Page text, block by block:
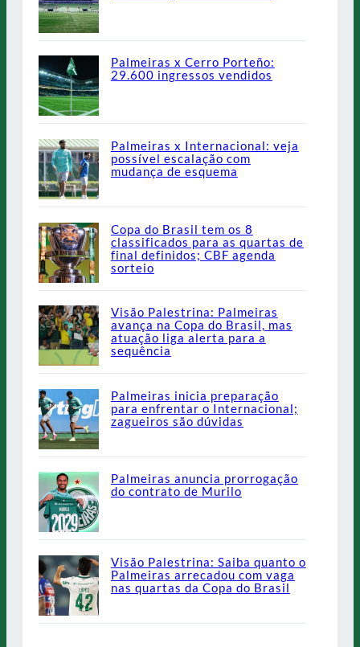
Palmeiras x Cerro Porteño:
29.600 ingressos vendidos
Palmeiras x Internacional: veja
possível escalação com
mudança de esquema
Copa do Brasil tem os 8
classificados para as quartas de
final definidos; CBF agenda
sorteio
Visão Palestrina: Palmeiras
avança na Copa do Brasil, mas
atuação liga alerta para a
sequência
Palmeiras inicia preparação
para enfrentar o Internacional;
zagueiros são dúvidas
Palmeiras anuncia prorrogação
do contrato de Murilo
Visão Palestrina: Saiba quanto o
Palmeiras arrecadou com vaga
nas quartas da Copa do Brasil